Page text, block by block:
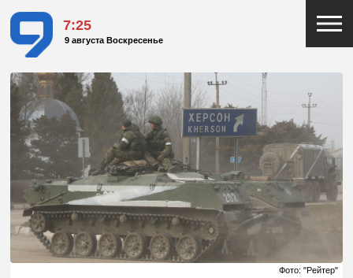
7:25
9 августа Воскресенье
Фото: "Рейтер"